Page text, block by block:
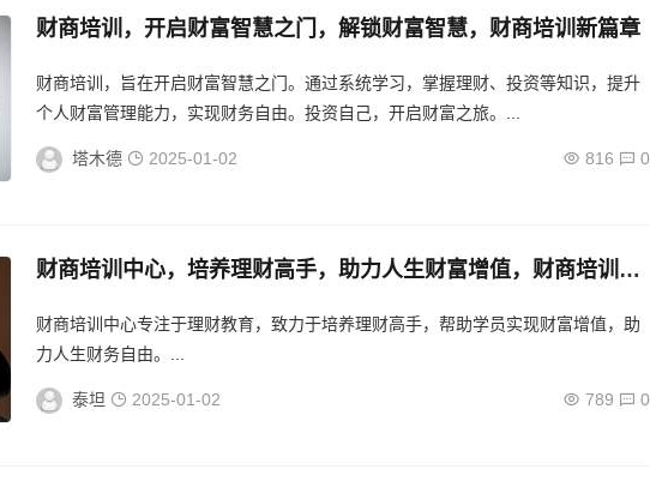
财商培训，开启财富智慧之门，解锁财富智慧，财商培训新篇章
财商培训，旨在开启财富智慧之门。通过系统学习，掌握理财、投资等知识，提升
个人财富管理能力，实现财务自由。投资自己，开启财富之旅。...
塔木德 2025-01-02 816 0
财商培训中心，培养理财高手，助力人生财富增值，财商培训中
财商培训中心专注于理财教育，致力于培养理财高手，帮助学员实现财富增值，助
力人生财务自由。...
泰坦 2025-01-02 789 0